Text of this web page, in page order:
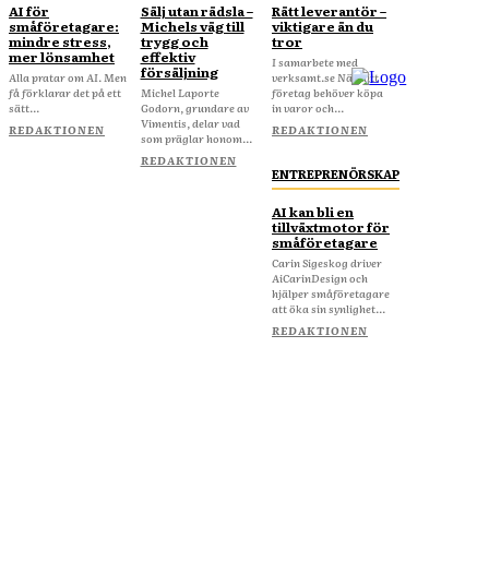
AI för
småföretagare:
mindre stress,
mer lönsamhet
Alla pratar om AI. Men
få förklarar det på ett
sätt...
REDAKTIONEN
Sälj utan rädsla –
Michels väg till
trygg och
effektiv
försäljning
Michel Laporte
Godorn, grundare av
Vimentis, delar vad
som präglar honom...
REDAKTIONEN
Rätt leverantör –
viktigare än du
tror
I samarbete med
verksamt.se När ditt
företag behöver köpa
in varor och...
REDAKTIONEN
ENTREPRENÖRSKAP
AI kan bli en
tillväxtmotor för
småföretagare
Carin Sigeskog driver
AiCarinDesign och
hjälper småföretagare
att öka sin synlighet...
REDAKTIONEN